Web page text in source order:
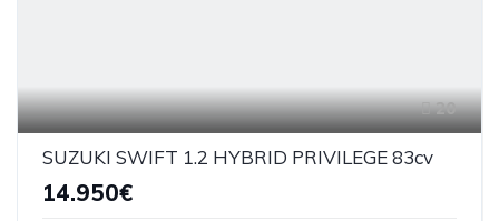
20
SUZUKI SWIFT 1.2 HYBRID PRIVILEGE 83cv
14.950€